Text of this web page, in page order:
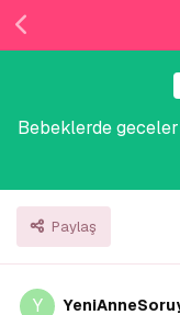
Bebeklerde
Paylaş
Y